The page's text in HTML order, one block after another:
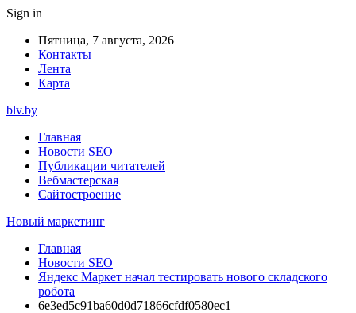
Sign in
Пятница, 7 августа, 2026
Контакты
Лента
Карта
blv.by
Главная
Новости SEO
Публикации читателей
Вебмастерская
Сайтостроение
Новый маркетинг
Главная
Новости SEO
Яндекс Маркет начал тестировать нового складского
робота
6e3ed5c91ba60d0d71866cfdf0580ec1